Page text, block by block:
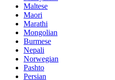
Maltese
Maori
Marathi
Mongolian
Burmese
Nepali
Norwegian
Pashto
Persian